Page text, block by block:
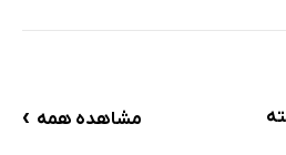
مشاهده همه ›